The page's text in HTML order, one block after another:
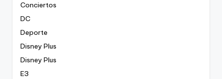
Conciertos
DC
Deporte
Disney Plus
Disney Plus
E3